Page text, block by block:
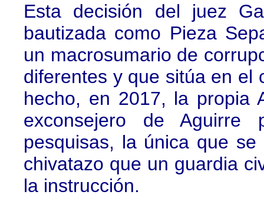
Esta decisión del juez
bautizada como Pieza
un macrosumario de
diferentes y que sitúa en el
hecho, en 2017, la propia
exconsejero de
pesquisas, la única que
chivatazo que un guardia
la instrucción.